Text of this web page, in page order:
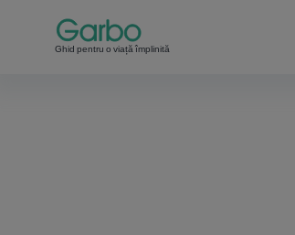
Ghid pentru o viață împlinită